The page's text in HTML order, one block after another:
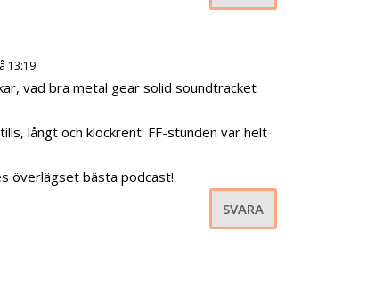
13:19
vad bra metal gear solid soundtracket
långt och klockrent. FF-stunden var helt
överlägset bästa podcast!
SVARA